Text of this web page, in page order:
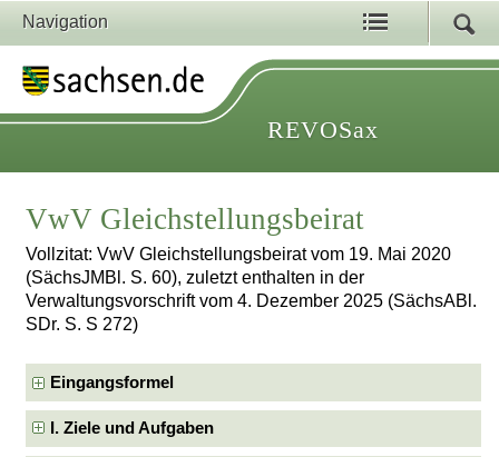
Navigation
REVOSax
VwV Gleichstellungsbeirat
Vollzitat: VwV Gleichstellungsbeirat vom 19. Mai 2020
(SächsJMBl. S. 60), zuletzt enthalten in der
Verwaltungsvorschrift vom 4. Dezember 2025 (SächsABl.
SDr. S. S 272)
Eingangsformel
I. Ziele und Aufgaben